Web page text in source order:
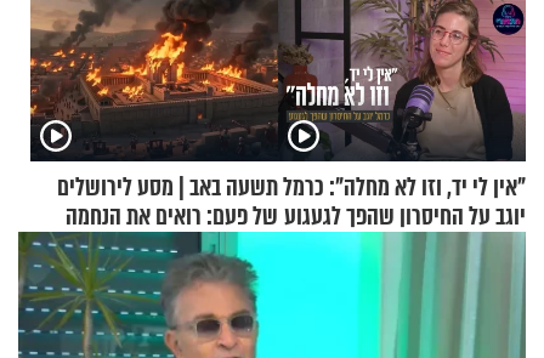
"אין לי יד, וזו לא מחלה": כרמל
יוגב על החיסרון שהפך לגעגוע
תשעה באב | מסע לירושלים
של פעם: רואים את הנחמה